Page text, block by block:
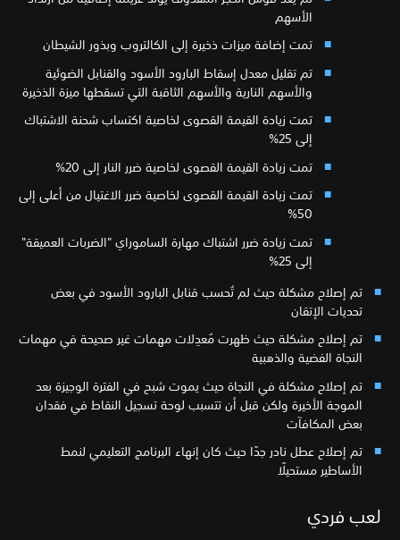
الأسهم
تمت إضافة ميزات ذخيرة إلى الكالتروب وبذور الشيطان
تم تقليل معدل إسقاط البارود الأسود والقنابل الضوئية
والأسهم النارية والأسهم الثاقبة التي تسقطها ميزة الذخيرة
تمت زيادة القيمة القصوى لخاصية اكتساب شحنة الاشتباك
إلى 25%
تمت زيادة القيمة القصوى لخاصية ضرر النار إلى 20%
تمت زيادة القيمة القصوى لخاصية ضرر الاغتيال من أعلى إلى
50%
تمت زيادة ضرر اشتباك مهارة الساموراي "الضربات العميقة"
إلى 25%
تم إصلاح مشكلة حيث لم تُحسب قنابل البارود الأسود في بعض
تحديات الإتقان
تم إصلاح مشكلة حيث ظهرت مُعدِلات مهمات غير صحيحة في مهمات
النجاة الفضية والذهبية
تم إصلاح مشكلة في النجاة حيث يموت شبح في الفترة الوجيزة بعد
الموجة الأخيرة ولكن قبل أن تتسبب لوحة تسجيل النقاط في فقدان
بعض المكافآت
تم إصلاح عطل نادر جدًا حيث كان إنهاء البرنامج التعليمي لنمط
الأساطير مستحيلًا
لعب فردي